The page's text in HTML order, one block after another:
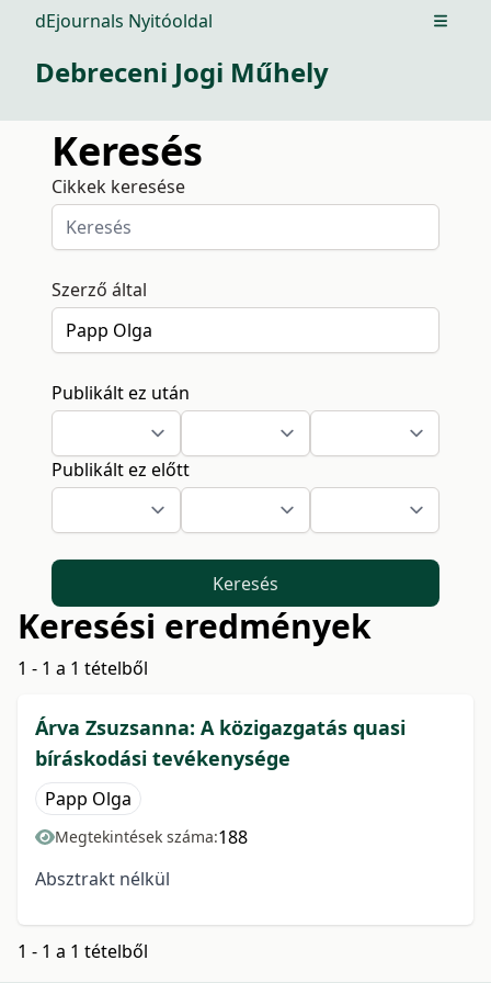
dEjournals Nyitóoldal Open
Debreceni Jogi Műhely
Keresés
Cikkek keresése
Szerző által
Publikált ez után
Publikált ez előtt
Keresés
Keresési eredmények
1 - 1 a 1 tételből
Árva Zsuzsanna: A közigazgatás quasi
bíráskodási tevékenysége
Papp Olga
Megtekintések száma:188
Absztrakt nélkül
1 - 1 a 1 tételből